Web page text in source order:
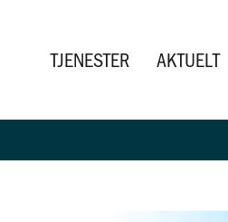
TJENESTER AKTUELT